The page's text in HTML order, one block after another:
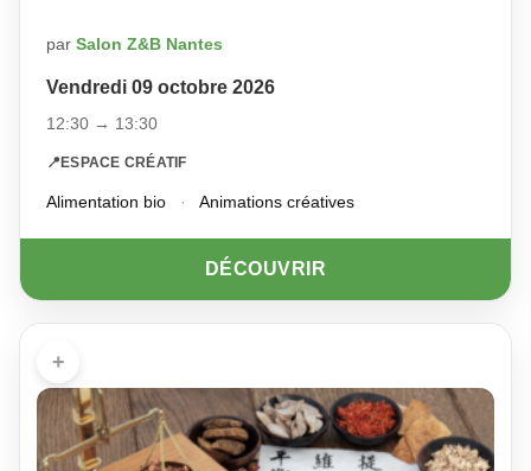
par Salon Z&B Nantes
Vendredi 09 octobre 2026
12:30 → 13:30
📍 ESPACE CRÉATIF
Alimentation bio · Animations créatives
DÉCOUVRIR
+